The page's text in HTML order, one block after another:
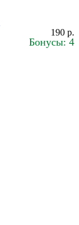
190 р.
Бонусы: 4